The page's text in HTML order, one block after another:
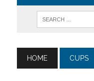
HOME CUPS